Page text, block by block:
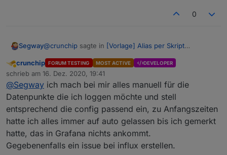
0
Segway@crunchip sagte in [Vorlage] Alias per Skript
@paul53weiss nicht, ob wir das gleiche meinen.
In der Config, siehe meinem screen, steht
speichern als...auf
number, hab ich mauell so
angelegt, default ist da aber autohinterlegt und
sollte den DP eigentlich richtig erkennen, was
eben zu dem Problem führt, das influx nicht
richtig geschrieben wird und obendrauf,
eben ein nachträgliches ändern nicht
funktioniert, da dadurch der Wert in der Influx
genau richtig !!!
Beim anlegen steht der Datenpunkt auf AUTO aber
dabei legt Influx dann anscheinend ein Boolean an
und NICHT wie konfiguriert ein number.
Habs grad nochmal probiert ... geht nicht ...ich muss
manuell Hand anlegen und den DP aus der Influx
löschen
Abwesend
crunchip FORUM TESTING MOST ACTIVE DEVELOPER
schrieb am 16. Dez. 2020, 19:41
zuletzt editiert von
@Segway ich mach bei mir alles manuell für die
Datenpunkte die ich loggen möchte und stell
entsprechend die config passend ein, zu Anfangszeiten
hatte ich alles immer auf auto gelassen bis ich gemerkt
hatte, das in Grafana nichts ankommt.
Gegebenenfalls ein issue bei influx erstellen.